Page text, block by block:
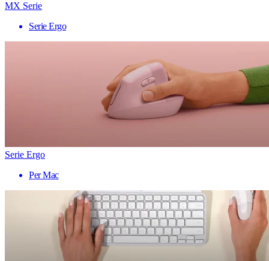
MX Serie
Serie Ergo
Serie Ergo
Per Mac